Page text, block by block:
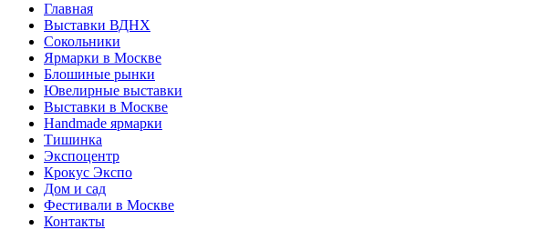
Главная
Выставки ВДНХ
Сокольники
Ярмарки в Москве
Блошиные рынки
Ювелирные выставки
Выставки в Москве
Handmade ярмарки
Тишинка
Экспоцентр
Крокус Экспо
Дом и сад
Фестивали в Москве
Контакты